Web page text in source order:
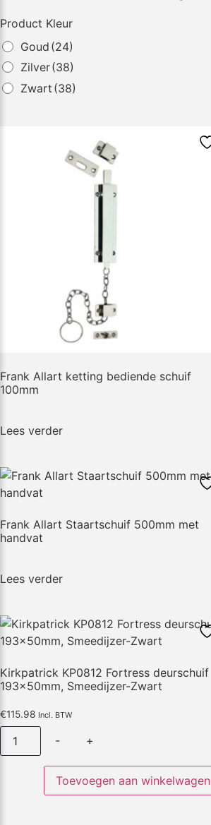
Product Kleur
Goud (24)
Zilver(38)
Zwart (38)
Frank Allart ketting bediende schuif
100mm
Lees verder
Frank Allart Staartschuif 500mm met
handvat
Lees verder
Kirkpatrick KP0812 Fortress deurschuif
193x50mm, Smeedijzer-Zwart
€115.98 Incl. BTW
- +
Toevoegen aan winkelwagen